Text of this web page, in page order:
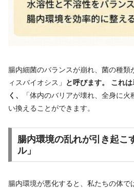
腸内細菌のバランスが崩れ、菌の種類
ィスバイオシス」
と呼びます。 これ
く、
「体内のバリアが壊れ、全身に
い換えることができます。
腸内環境の乱れが引き起こ
ル」
腸内環境が悪化すると、私たちの体で